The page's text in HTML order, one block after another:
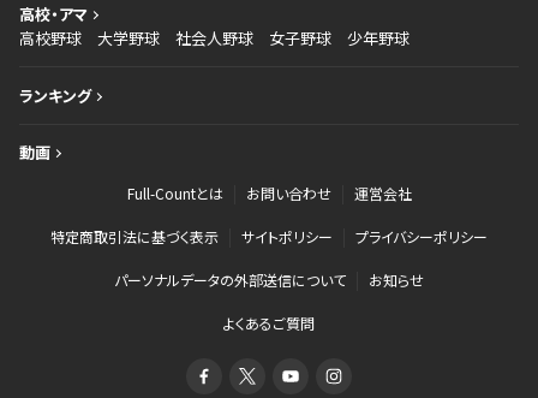
高校・アマ
高校野球
大学野球 社会人野球 女子野球 少年野球
ランキング
動画
Full-Countとは お問い合わせ 運営会社
特定商取引法に基づく表示 サイトポリシー プライバシーポリシー
パーソナルデータの外部送信について お知らせ
よくあるご質問